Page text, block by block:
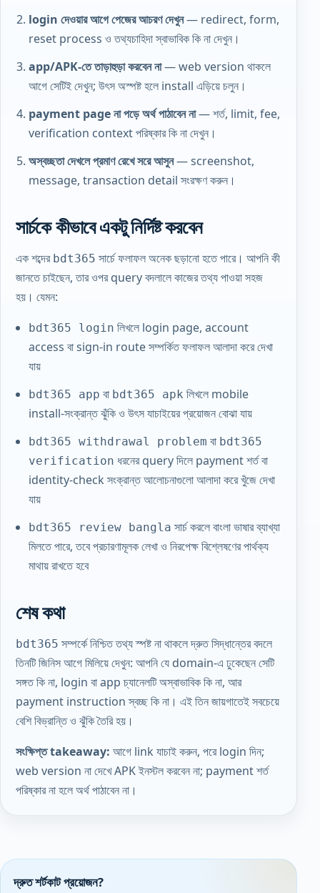
login দেওয়ার আগে পেজের আচরণ দেখুন— redirect, form,
reset process ও তথ্যচাহিদা স্বাভাবিক কি না দেখুন।
app/APK-তে তাড়াহুড়া করবেন না— web version থাকলে
আগে সেটিই দেখুন; উৎস অস্পষ্ট হলে install এড়িয়ে চলুন।
payment page না পড়ে অর্থ পাঠাবেন না— শর্ত, limit, fee,
verification context পরিষ্কার কি না দেখুন।
অস্বচ্ছতা দেখলে প্রমাণ রেখে সরে আসুন— screenshot,
message, transaction detail সংরক্ষণ করুন।
সার্চকে কীভাবে একটু নির্দিষ্ট করবেন
এক শব্দের bdt365 সার্চে ফলাফল অনেক ছড়ানো হতে পারে। আপনি কী
জানতে চাইছেন, তার ওপর query বদলালে কাজের তথ্য পাওয়া সহজ
হয়। যেমন:
bdt365 login লিখলে login page, account
access বা sign-in route সম্পর্কিত ফলাফল আলাদা করে দেখা
যায়
bdt365 app বা bdt365 apk লিখলে mobile
install-সংক্রান্ত ঝুঁকি ও উৎস যাচাইয়ের প্রয়োজন বোঝা যায়
bdt365 withdrawal problem বা bdt365
verification ধরনের query দিলে payment শর্ত বা
identity-check সংক্রান্ত আলোচনাগুলো আলাদা করে খুঁজে দেখা
যায়
bdt365 review bangla সার্চ করলে বাংলা ভাষার ব্যাখ্যা
মিলতে পারে, তবে প্রচারণামূলক লেখা ও নিরপেক্ষ বিশ্লেষণের পার্থক্য
মাথায় রাখতে হবে
শেষ কথা
bdt365 সম্পর্কে নিশ্চিত তথ্য স্পষ্ট না থাকলে দ্রুত সিদ্ধান্তের বদলে
তিনটি জিনিস আগে মিলিয়ে দেখুন: আপনি যে domain-এ ঢুকেছেন সেটি
সঙ্গত কি না, login বা app চ্যানেলটি অস্বাভাবিক কি না, আর
payment instruction স্বচ্ছ কি না। এই তিন জায়গাতেই সবচেয়ে
বেশি বিভ্রান্তি ও ঝুঁকি তৈরি হয়।
সংক্ষিপ্ত takeaway: আগে link যাচাই করুন, পরে login দিন;
web version না দেখে APK ইনস্টল করবেন না; payment শর্ত
পরিষ্কার না হলে অর্থ পাঠাবেন না।
দ্রুত শর্টকাট প্রয়োজন?